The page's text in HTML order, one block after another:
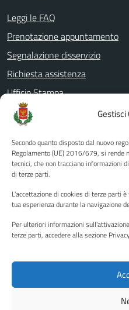
Gestisci
Secondo quanto disposto dal nuovo
Regolamento (UE) 2016/679, si rende
tecnici, che non tracciano informazioni
di terze parti.
L'accettazione di cookies di terze parti
tua esperienza durante la navigazione
Per ulteriori informazioni
terze parti, accedere alla sezione
Leggi le FAQ
Prenotazione appuntamento
Segnalazione disservizio
Richiesta assistenza
Ufficio Stampa
Amministrazione Trasparente
Albo pretorio
Informativa privacy
Note legali
Piano di miglioramento del sito